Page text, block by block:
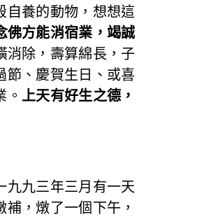
自養的動物，想想這
佛方能消宿業，竭誠
消除，壽算綿長，子
節、慶賀生日、或喜
上天有好生之德，
九三年三月有一天
，燉了一個下午，